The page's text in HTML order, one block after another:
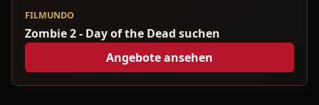
FILMUNDO
Zombie 2 - Day of the Dead suchen
Angebote ansehen